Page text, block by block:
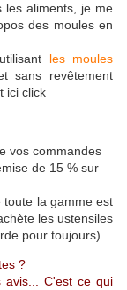
les aliments, je me
des moules en
les moules
sans revêtement
ici click
vos commandes
de 15 % sur
toute la gamme est
les ustensiles
pour toujours)
?
avis... C'est ce qui